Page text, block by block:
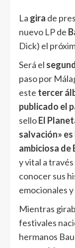
La gira de
nuevo LP de
Dick) el
Será el
paso por
este tercer
publicado el
selloEl
salvación»
ambiciosa de
y vital a
conocer sus
emocionales
Mientras
festivales
hermanos